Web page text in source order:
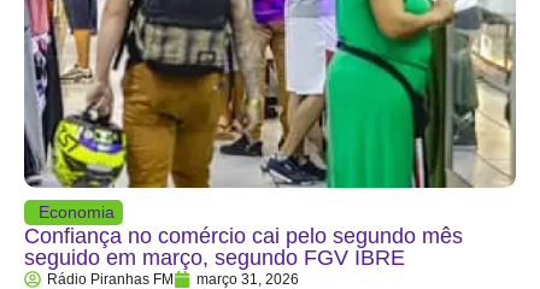
Economia
Confiança no comércio cai pelo segundo mês
seguido em março, segundo FGV IBRE
Rádio Piranhas FM março 31, 2026